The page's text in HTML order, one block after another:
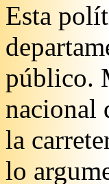
Esta
público.
nacional
la
lo